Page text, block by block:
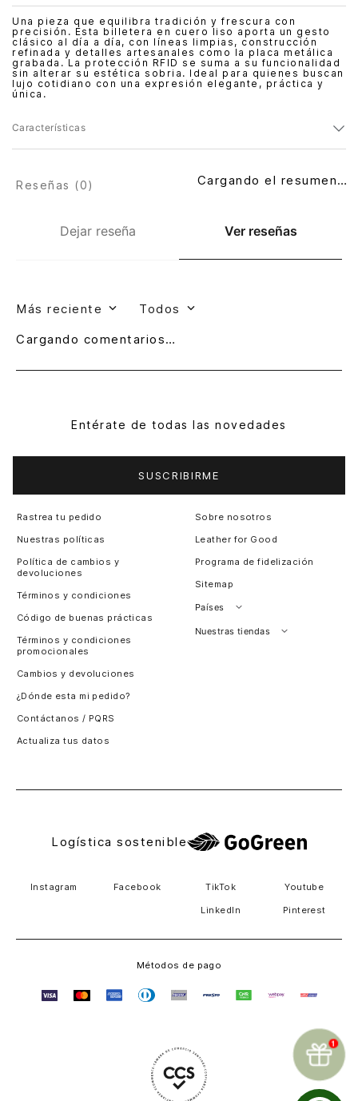
Una pieza que equilibra tradición y frescura con
precisión. Esta billetera en cuero liso aporta un gesto
clásico al día a día, con líneas limpias, construcción
refinada y detalles artesanales como la placa metálica
grabada. La protección RFID se suma a su funcionalidad
sin alterar su estética sobria. Ideal para quienes buscan
lujo cotidiano con una expresión elegante, práctica y
única.
Características
Dejar reseña Ver reseñas
Reseñas (0) Cargando el resumen…
Más reciente Todos
Cargando comentarios…
Entérate de todas las novedades
SUSCRIBIRME
Rastrea tu pedido
Nuestras políticas
Política de cambios y
devoluciones
Términos y condiciones
Código de buenas prácticas
Términos y condiciones
promocionales
Cambios y devoluciones
¿Dónde esta mi pedido?
Contáctanos / PQRS
Actualiza tus datos
Sobre nosotros
Leather for Good
Programa de fidelización
Sitemap
Países
Perú
Nuestras tiendas
Logística sostenible
Instagram Facebook TikTok Youtube
LinkedIn Pinterest
Métodos de pago